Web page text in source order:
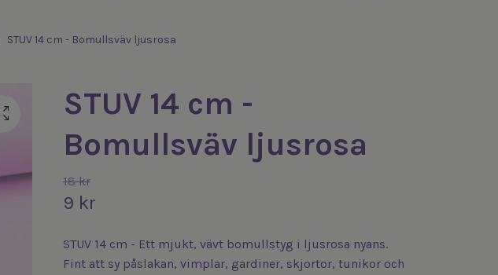
STUV 14 cm - Bomullsväv ljusrosa
STUV 14 cm -
Bomullsväv ljusrosa
18 kr
9 kr
STUV 14 cm - Ett mjukt, vävt bomullstyg i ljusrosa nyans.
Fint att sy påslakan, vimplar, gardiner, skjortor, tunikor och